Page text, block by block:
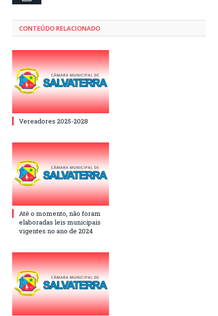
CONTEÚDO RELACIONADO
Vereadores 2025-2028
Até o momento, não foram
elaboradas leis municipais
vigentes no ano de 2024